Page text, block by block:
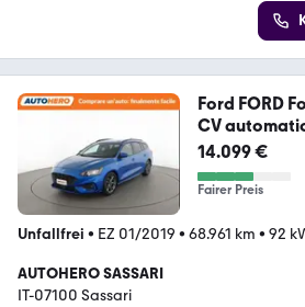
Ford FORD
CV
14.099 €
Fairer Preis
Unfallfrei • EZ 01/2019 • 68.961 km • 92
AUTOHERO SASSARI
IT-07100 Sassari